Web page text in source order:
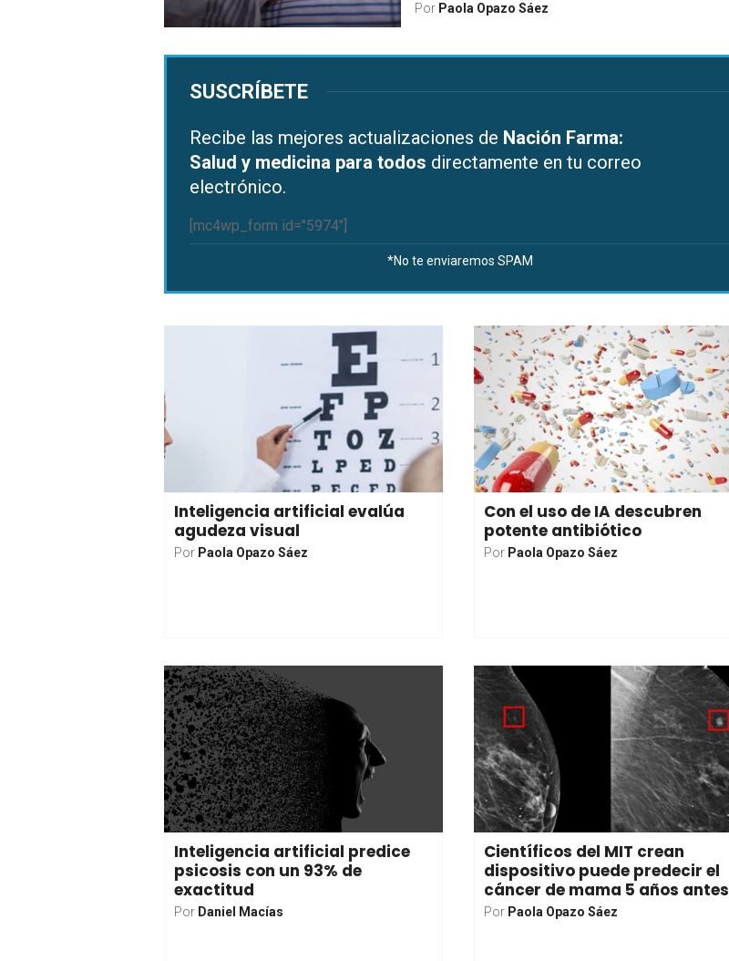
Por Paola Opazo Sáez
SUSCRÍBETE
Recibe las mejores actualizaciones de Nación Farma:
Salud y medicina para todos directamente en tu correo
electrónico.
[mc4wp_form id="5974"]
*No te enviaremos SPAM
Inteligencia artificial evalúa
agudeza visual
Por Paola Opazo Sáez
Con el uso de IA descubren
potente antibiótico
Por Paola Opazo Sáez
Inteligencia artificial predice
psicosis con un 93% de
exactitud
Por Daniel Macías
Científicos del MIT crean
dispositivo puede predecir el
cáncer de mama 5 años antes
Por Paola Opazo Sáez